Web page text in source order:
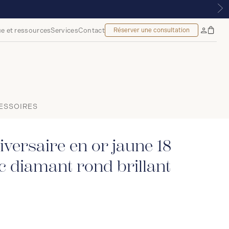
et ressourcesServicesContact Réserver une consultation
Mon
compte
Sac
à
en or jaune 18
diamant rond brillant